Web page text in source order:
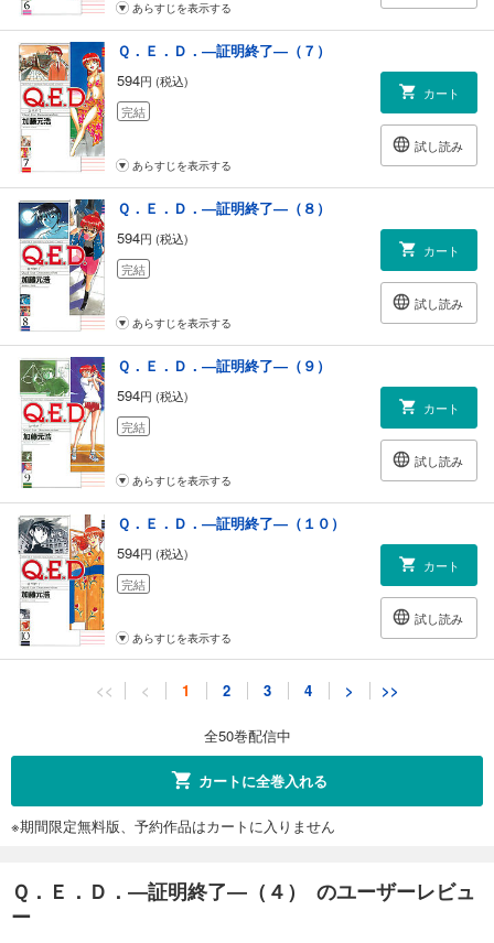
あらすじを表示する
Ｑ．Ｅ．Ｄ．―証明終了―（７）
594円 (税込)
完結
カート
試し読み
あらすじを表示する
Ｑ．Ｅ．Ｄ．―証明終了―（８）
594円 (税込)
完結
カート
試し読み
あらすじを表示する
Ｑ．Ｅ．Ｄ．―証明終了―（９）
594円 (税込)
完結
カート
試し読み
あらすじを表示する
Ｑ．Ｅ．Ｄ．―証明終了―（１０）
594円 (税込)
完結
カート
試し読み
あらすじを表示する
Ｑ．Ｅ．Ｄ．―証明終了―（１１）
あらすじを表示する
Ｑ．Ｅ．Ｄ．―証明終了―（１２）
完結
カート
<< < 1 2 3 4 > >>
全50巻配信中
カートに全巻入れる
※期間限定無料版、予約作品はカートに入りません
Ｑ．Ｅ．Ｄ．―証明終了―（４） のユーザーレビュ
ー